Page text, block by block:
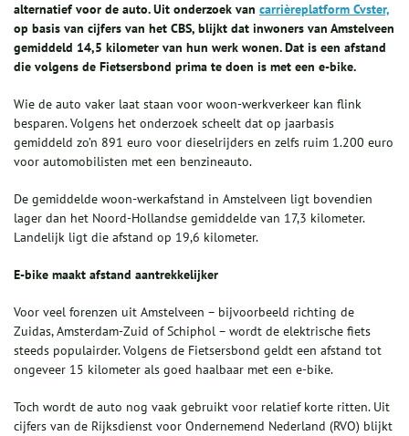
alternatief voor de auto. Uit onderzoek van carrièreplatform Cvster,
op basis van cijfers van het CBS, blijkt dat inwoners van Amstelveen
gemiddeld 14,5 kilometer van hun werk wonen. Dat is een afstand
die volgens de Fietsersbond prima te doen is met een e-bike.
Wie de auto vaker laat staan voor woon-werkverkeer kan flink
besparen. Volgens het onderzoek scheelt dat op jaarbasis
gemiddeld zo’n 891 euro voor dieselrijders en zelfs ruim 1.200 euro
voor automobilisten met een benzineauto.
De gemiddelde woon-werkafstand in Amstelveen ligt bovendien
lager dan het Noord-Hollandse gemiddelde van 17,3 kilometer.
Landelijk ligt die afstand op 19,6 kilometer.
E-bike maakt afstand aantrekkelijker
Voor veel forenzen uit Amstelveen – bijvoorbeeld richting de
Zuidas, Amsterdam-Zuid of Schiphol – wordt de elektrische fiets
steeds populairder. Volgens de Fietsersbond geldt een afstand tot
ongeveer 15 kilometer als goed haalbaar met een e-bike.
Toch wordt de auto nog vaak gebruikt voor relatief korte ritten. Uit
cijfers van de Rijksdienst voor Ondernemend Nederland (RVO) blijkt